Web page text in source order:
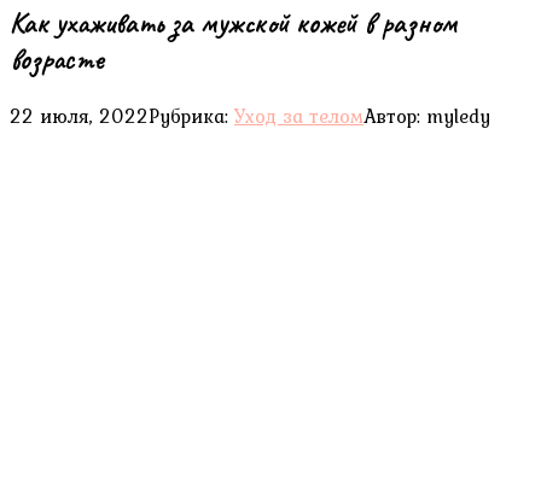
Как ухаживать за мужской кожей в разном
возрасте
22 июля, 2022Рубрика: Уход за теломАвтор: myledy